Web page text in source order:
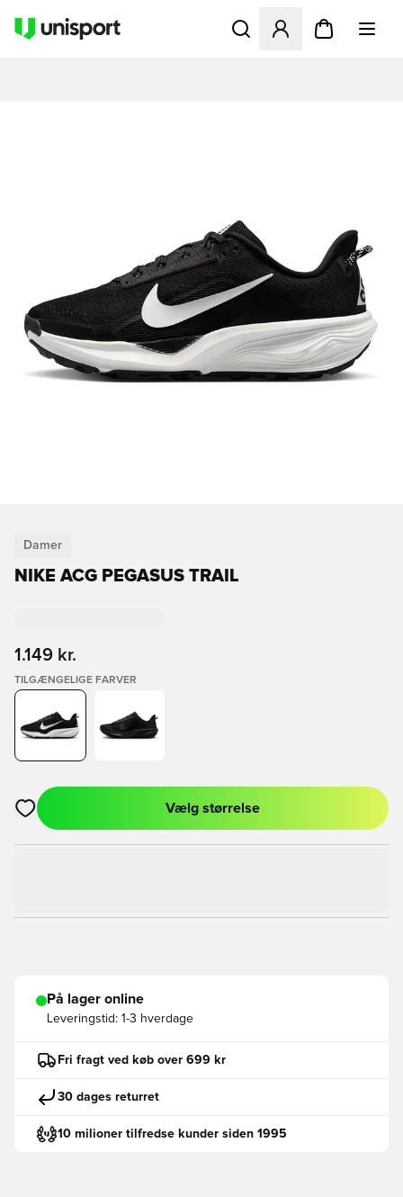
Åbner en Modal til at
Damer
NIKE ACG PEGASUS TRAIL
1.149 kr.
TILGÆNGELIGE FARVER
Åbner en Modal til at logge ind eller tilmelde dig som medlem
Vælg størrelse
På lager online
Leveringstid: 1-3 hverdage
Fri fragt ved køb over 699 kr
30 dages returret
10 milioner tilfredse kunder siden 1995